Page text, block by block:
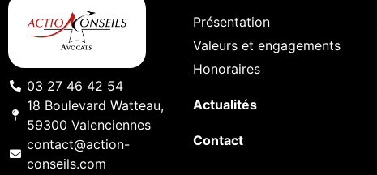
03 27 46 42 54
18 Boulevard Watteau,
59300 Valenciennes
contact@action-
conseils.com
Présentation
Valeurs et engagements
Honoraires
Actualités
Contact